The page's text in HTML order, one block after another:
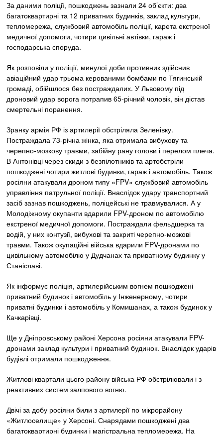
За даними поліції, пошкоджень зазнали 24 об’єкти: два
багатоквартирні та 12 приватних будинків, заклад культури,
тепломережа, службовий автомобіль поліції, карета екстреної
медичної допомоги, чотири цивільні автівки, гараж і
господарська споруда.
Як розповіли у поліції, минулої доби противник здійснив
авіаційний удар трьома керованими бомбами по Тягинській
громаді, обійшлося без постраждалих. У Львовому під
дроновий удар ворога потрапив 65-річний чоловік, він дістав
смертельні поранення.
Зранку армія РФ із артилерії обстріляла Зеленівку.
Постраждала 73-річна жінка, яка отримала вибухову та
черепно-мозкову травми, забійну рану голови і перелом плеча.
В Антонівці через скиди з безпілотників та артобстріли
пошкоджені чотири житлові будинки, гараж і автомобіль. Також
росіяни атакували дроном типу «FPV» службовий автомобіль
управління патрульної поліції. Внаслідок удару транспортний
засіб зазнав пошкоджень, поліцейські не травмувалися. А у
Молодіжному окупанти вдарили FPV-дроном по автомобілю
екстреної медичної допомоги. Постраждали фельдшерка та
водій, у них контузії, вибухові та закриті черепно-мозкові
травми. Також окупаційні війська вдарили FPV-дронами по
цивільному автомобілю у Дудчанах та приватному будинку у
Станіславі.
Як інформує поліція, артилерійським вогнем пошкоджені
приватний будинок і автомобіль у Інженерному, чотири
приватні будинки і автомобіль у Комишанах, а також будинок у
Качкарівці.
Ще у Дніпровському районі Херсона росіяни атакували FPV-
дронами заклад культури і приватний будинок. Внаслідок ударів
будівлі отримали пошкодження.
Житлові квартали цього району війська РФ обстрілювали і з
реактивних систем залпового вогню.
Двічі за добу росіяни били з артилерії по мікрорайону
«Житлоселище» у Херсоні. Снарядами пошкоджені два
багатоквартирні будинки і магістральна тепломережа. На